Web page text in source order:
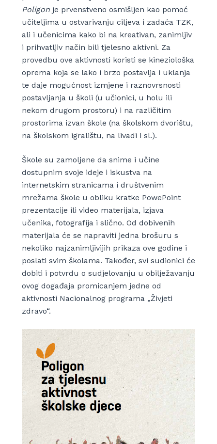
Poligon je prvenstveno osmišljen kao pomoć
učiteljima u ostvarivanju ciljeva i zadaća TZK,
ali i učenicima kako bi na kreativan, zanimljiv
i prihvatljiv način bili tjelesno aktivni. Za
provedbu ove aktivnosti koristi se kineziološka
oprema koja se lako i brzo postavlja i uklanja
te daje mogućnost izmjene i raznovrsnosti
postavljanja u školi (u učionici, u holu ili
nekom drugom prostoru) i na različitim
prostorima izvan škole (na školskom dvorištu,
na školskom igralištu, na livadi i sl.).
Škole su zamoljene da snime i učine
dostupnim svoje ideje i iskustva na
internetskim stranicama i društvenim
mrežama škole u obliku kratke PowePoint
prezentacije ili video materijala, izjava
učenika, fotografija i slično. Od dobivenih
materijala će se napraviti jedna brošuru s
nekoliko najzanimljivijih prikaza ove godine i
poslati svim školama. Također, svi sudionici će
dobiti i potvrdu o sudjelovanju u obilježavanju
ovog događaja promicanjem jedne od
aktivnosti Nacionalnog programa „Živjeti
zdravo“.